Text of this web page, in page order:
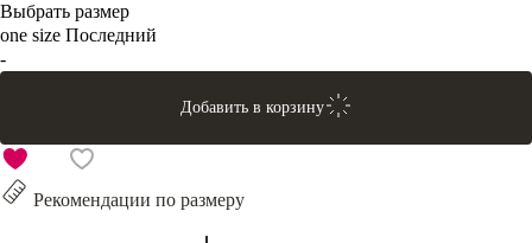
Выбрать размер
one size Последний
-
Добавить в корзину
Рекомендации по размеру